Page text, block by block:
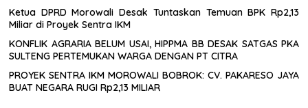
Ketua DPRD Morowali Desak Tuntaskan Temuan BPK Rp2,13
Miliar di Proyek Sentra IKM
KONFLIK AGRARIA BELUM USAI, HIPPMA BB DESAK SATGAS PKA
SULTENG PERTEMUKAN WARGA DENGAN PT CITRA
PROYEK SENTRA IKM MOROWALI BOBROK: CV. PAKARESO JAYA
BUAT NEGARA RUGI Rp2,13 MILIAR